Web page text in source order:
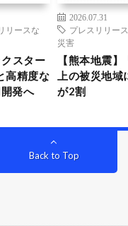
リースな
スター
高精度な
発へ
2026.07.31
プレスリリー
災害
【熊本地震
上の被災地
が2割
Back to Top